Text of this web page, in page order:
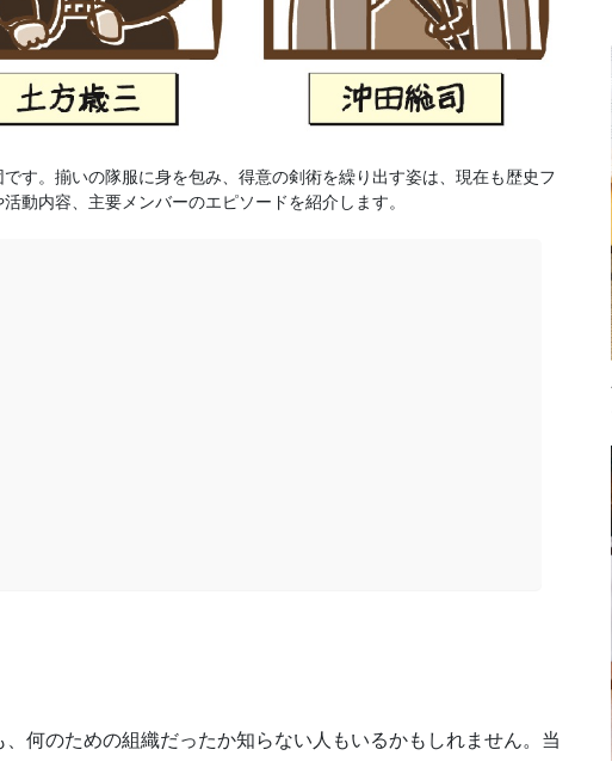
す。揃いの隊服に身を包み、得意の剣術を繰り出す姿は、現在も歴史フ
動内容、主要メンバーのエピソードを紹介します。
何のための組織だったか知らない人もいるかもしれません。当